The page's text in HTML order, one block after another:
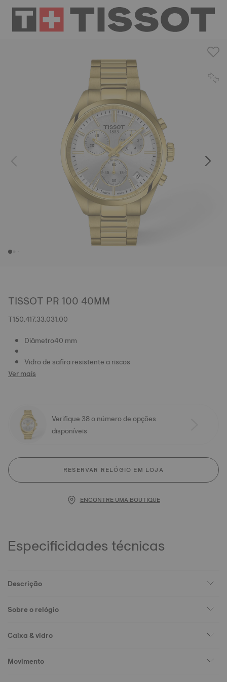
TISSOT PR 100 40MM
T150.417.33.031.00
Diâmetro40 mm
Vidro de safira resistente a riscos
Ver mais
Verifique 38 o número de opções
disponíveis
RESERVAR RELÓGIO EM LOJA
ENCONTRE UMA BOUTIQUE
Especificidades técnicas
Descrição
Sobre o relógio
Caixa & vidro
Movimento